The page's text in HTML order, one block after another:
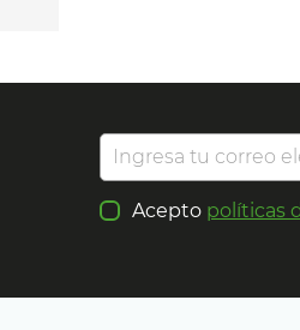
Acepto políticas